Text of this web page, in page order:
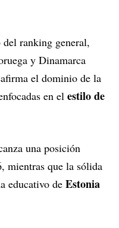
ranking general,
y Dinamarca
el dominio de la
en el estilo de
una posición
mientras que la sólida
educativo de Estonia